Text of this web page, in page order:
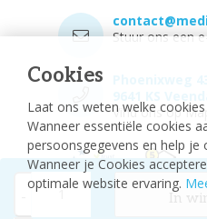
Cookies
Laat ons weten welke
Wanneer essentiële cookies
persoonsgegevens en help je
Wanneer je Cookies
optimale website ervaring.
Stuur ons een
Vind ons op